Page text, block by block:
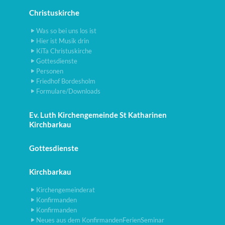
Christuskirche
Was so bei uns los ist
Hier ist Musik drin
KiTa Christuskirche
Gottesdienste
Personen
Friedhof Bordesholm
Formulare/Downloads
Ev. Luth Kirchengemeinde St Katharinen
Kirchbarkau
Gottesdienste
Kirchbarkau
Kirchengemeinderat
Konfirmanden
Konfirmanden
Neues aus dem KonfirmandenFerienSeminar